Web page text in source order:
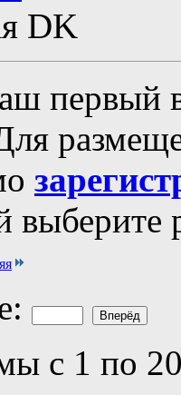
DK
первый
выберите
с 1 по